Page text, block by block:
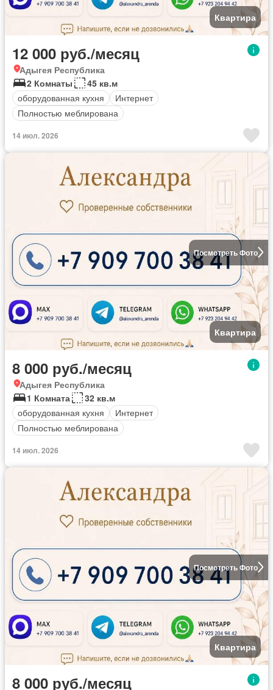
Квартира
12 000 руб./месяц
Адыгея Республика
2 Комнаты
45 кв.м
оборудованная кухня
Интернет
Полностью меблирована
14 июл. 2026
Посмотреть Фото
Квартира
8 000 руб./месяц
Адыгея Республика
1 Комната
32 кв.м
оборудованная кухня
Интернет
Полностью меблирована
14 июл. 2026
Посмотреть Фото
Квартира
8 000 руб./месяц